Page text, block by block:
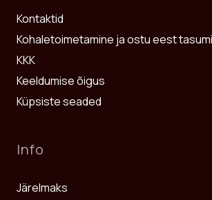
Kontaktid
Kohaletoimetamine ja ostu eest
KKK
Keeldumise õigus
Küpsiste seaded
Info
Järelmaks